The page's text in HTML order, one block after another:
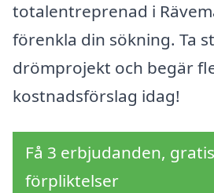
totalentreprenad i
förenkla din sökning. Ta
drömprojekt och begär
kostnadsförslag idag!
Få 3 erbjudanden,
förpliktelser